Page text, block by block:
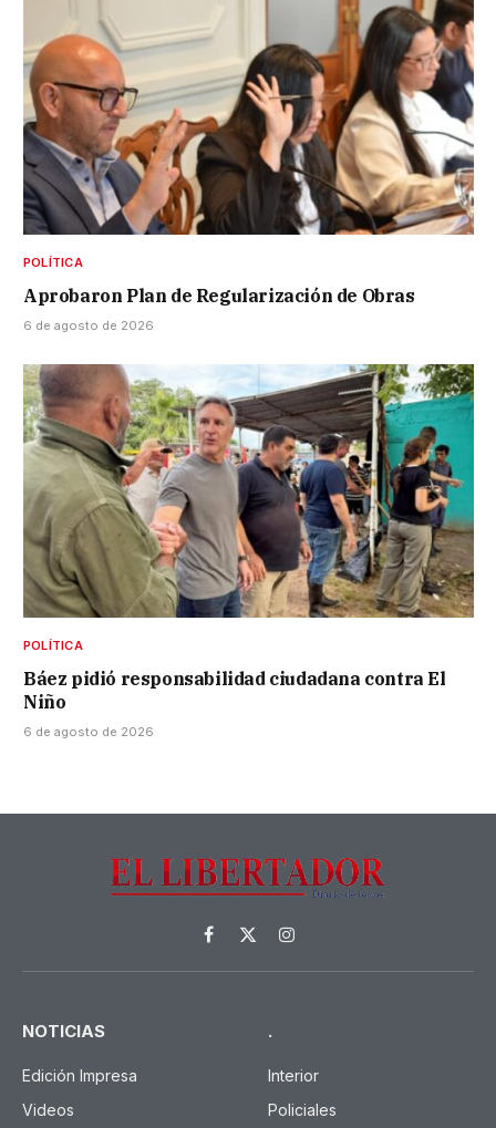
POLÍTICA
Aprobaron Plan de Regularización de Obras
6 de agosto de 2026
POLÍTICA
Báez pidió responsabilidad ciudadana contra El
Niño
6 de agosto de 2026
Facebook
X
(Twitter)
Instagram
NOTICIAS
Edición Impresa
Videos
.
Interior
Policiales